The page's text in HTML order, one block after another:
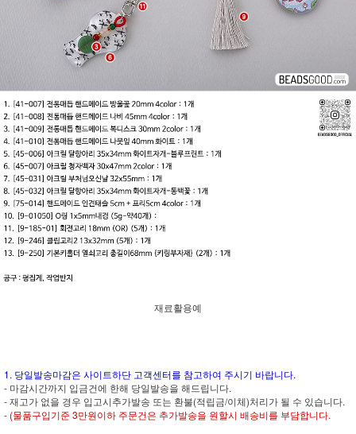
재료활용예
1. 당일발송마감은 사이트하단 고객센터를 참고하여 주시기 바랍니다.
- 마감시간까지 입금건에 한해 당일발송을 해드립니다.
- 재고가 없을 경우 입고시추가발송 또는 환불(적립금/이체)처리가 될 수 있습니다.
- (물품구입기준 3만원이하 주문건은 추가발송을 원할시 배송비를 부담합니다.